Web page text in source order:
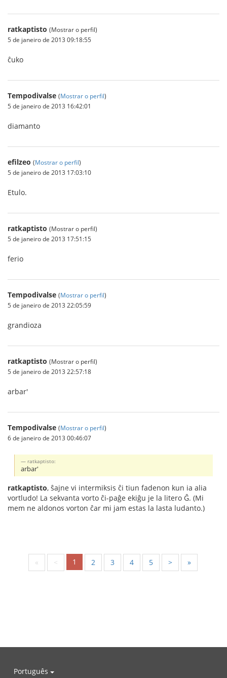
ratkaptisto (Mostrar o perfil)
5 de janeiro de 2013 09:18:55
ĉuko
Tempodivalse (Mostrar o perfil)
5 de janeiro de 2013 16:42:01
diamanto
efilzeo (Mostrar o perfil)
5 de janeiro de 2013 17:03:10
Etulo.
ratkaptisto (Mostrar o perfil)
5 de janeiro de 2013 17:51:15
ferio
Tempodivalse (Mostrar o perfil)
5 de janeiro de 2013 22:05:59
grandioza
ratkaptisto (Mostrar o perfil)
5 de janeiro de 2013 22:57:18
arbar'
Tempodivalse (Mostrar o perfil)
6 de janeiro de 2013 00:46:07
ratkaptisto:
arbar'
ratkaptisto, ŝajne vi intermiksis ĉi tiun fadenon kun ia alia
vortludo! La sekvanta vorto ĉi-paĝe ekiĝu je la litero Ĝ. (Mi
mem ne aldonos vorton ĉar mi jam estas la lasta ludanto.)
« < 1 2 3 4 5 > »
Português